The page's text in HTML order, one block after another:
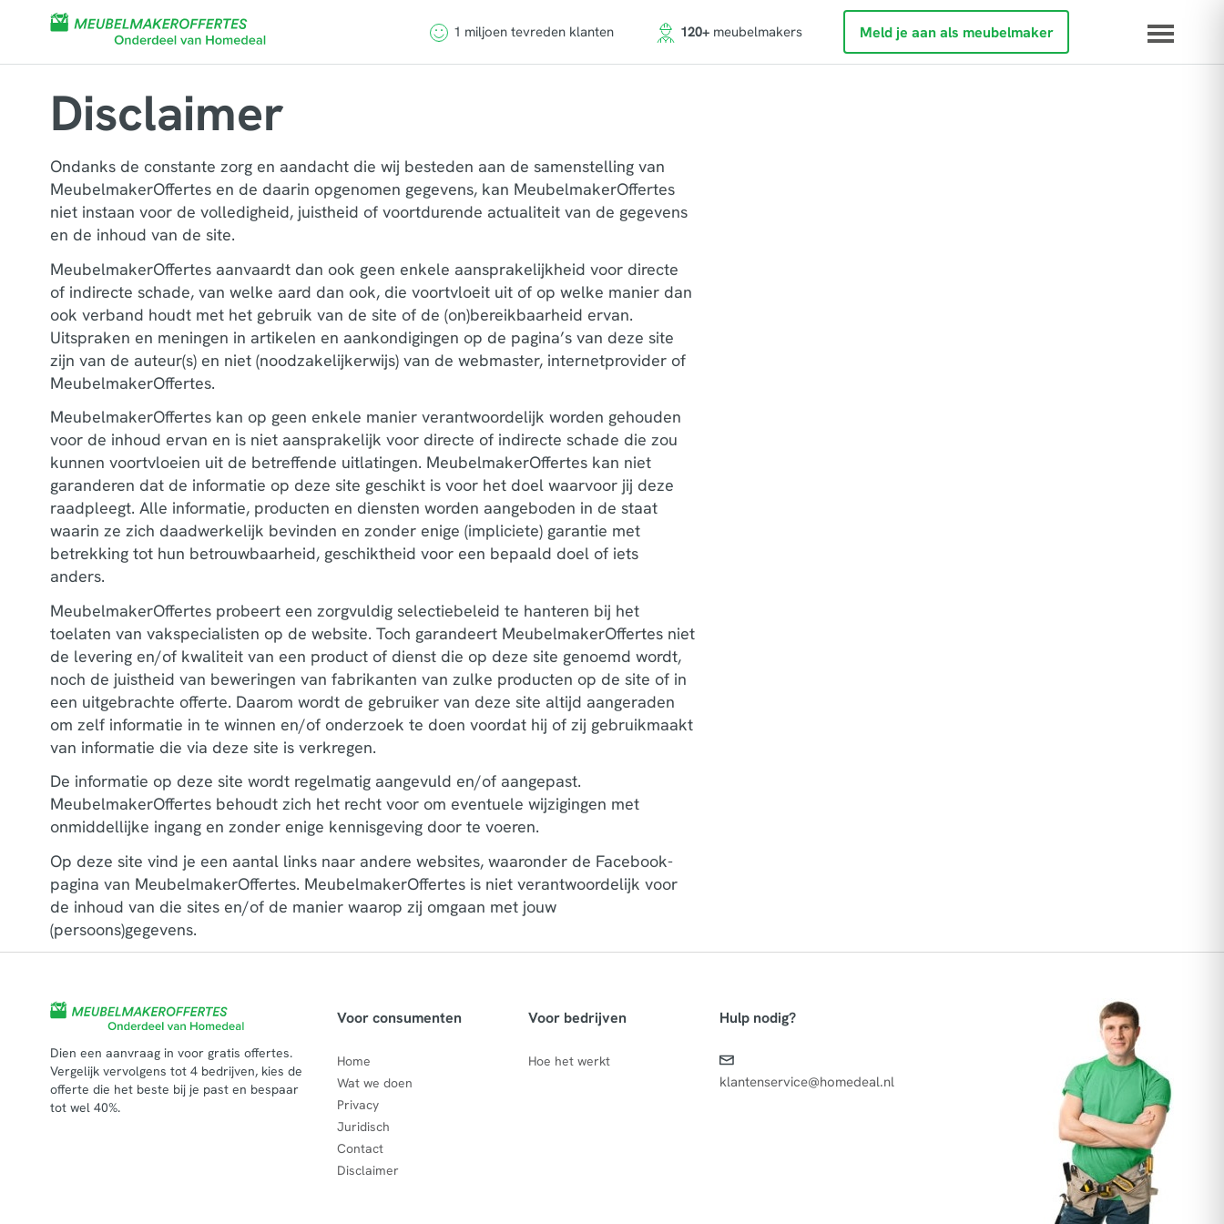
1 miljoen tevreden klanten 120+ meubelmakers Meld je aan als meubelmaker
Disclaimer
Ondanks de constante zorg en aandacht die wij besteden aan de samenstelling van
MeubelmakerOffertes en de daarin opgenomen gegevens, kan MeubelmakerOffertes
niet instaan voor de volledigheid, juistheid of voortdurende actualiteit van de gegevens
en de inhoud van de site.
MeubelmakerOffertes aanvaardt dan ook geen enkele aansprakelijkheid voor directe
of indirecte schade, van welke aard dan ook, die voortvloeit uit of op welke manier dan
ook verband houdt met het gebruik van de site of de (on)bereikbaarheid ervan.
Uitspraken en meningen in artikelen en aankondigingen op de pagina’s van deze site
zijn van de auteur(s) en niet (noodzakelijkerwijs) van de webmaster, internetprovider of
MeubelmakerOffertes.
MeubelmakerOffertes kan op geen enkele manier verantwoordelijk worden gehouden
voor de inhoud ervan en is niet aansprakelijk voor directe of indirecte schade die zou
kunnen voortvloeien uit de betreffende uitlatingen. MeubelmakerOffertes kan niet
garanderen dat de informatie op deze site geschikt is voor het doel waarvoor jij deze
raadpleegt. Alle informatie, producten en diensten worden aangeboden in de staat
waarin ze zich daadwerkelijk bevinden en zonder enige (impliciete) garantie met
betrekking tot hun betrouwbaarheid, geschiktheid voor een bepaald doel of iets
anders.
MeubelmakerOffertes probeert een zorgvuldig selectiebeleid te hanteren bij het
toelaten van vakspecialisten op de website. Toch garandeert MeubelmakerOffertes niet
de levering en/of kwaliteit van een product of dienst die op deze site genoemd wordt,
noch de juistheid van beweringen van fabrikanten van zulke producten op de site of in
een uitgebrachte offerte. Daarom wordt de gebruiker van deze site altijd aangeraden
om zelf informatie in te winnen en/of onderzoek te doen voordat hij of zij gebruikmaakt
van informatie die via deze site is verkregen.
De informatie op deze site wordt regelmatig aangevuld en/of aangepast.
MeubelmakerOffertes behoudt zich het recht voor om eventuele wijzigingen met
onmiddellijke ingang en zonder enige kennisgeving door te voeren.
Op deze site vind je een aantal links naar andere websites, waaronder de Facebook-
pagina van MeubelmakerOffertes. MeubelmakerOffertes is niet verantwoordelijk voor
de inhoud van die sites en/of de manier waarop zij omgaan met jouw
(persoons)gegevens.
Dien een aanvraag in voor gratis offertes.
Vergelijk vervolgens tot 4 bedrijven, kies de
offerte die het beste bij je past en bespaar
tot wel 40%.
Voor consumenten
Home
Wat we doen
Privacy
Juridisch
Contact
Disclaimer
Voor bedrijven
Hoe het werkt
Hulp nodig?
klantenservice@homedeal.nl